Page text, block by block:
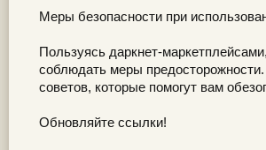
Меры безопасности при
Пользуясь даркнет-
соблюдать меры предосторожности.
советов, которые помогут вам
Обновляйте ссылки!